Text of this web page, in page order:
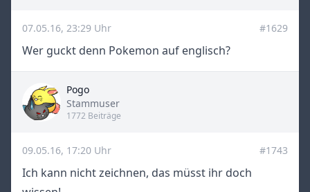
07.05.16, 23:29 Uhr #1629
Wer guckt denn Pokemon auf englisch?
Pogo
Title
Stammuser
1772 Beiträge
09.05.16, 17:20 Uhr #1743
Ich kann nicht zeichnen, das müsst ihr doch